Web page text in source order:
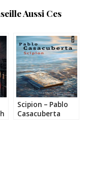
Aussi Ces
Scipion – Pablo
Casacuberta